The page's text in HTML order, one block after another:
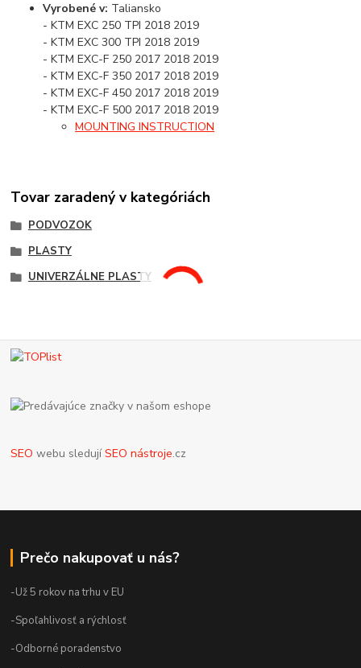
Vyrobené v: Taliansko
- KTM EXC 250 TPI 2018 2019
- KTM EXC 300 TPI 2018 2019
- KTM EXC-F 250 2017 2018 2019
- KTM EXC-F 350 2017 2018 2019
- KTM EXC-F 450 2017 2018 2019
- KTM EXC-F 500 2017 2018 2019
MOUNTING INSTRUCTION
Tovar zaradený v kategóriách
PODVOZOK
PLASTY
UNIVERZÁLNE PLASTY
SEO webu sledujíSEO nástroje.cz
Prečo nakupovať u nás?
-Už 5 rokov na trhu v EU
-Spoľahlivosť a rýchlosť
-Odborné poradenstvo